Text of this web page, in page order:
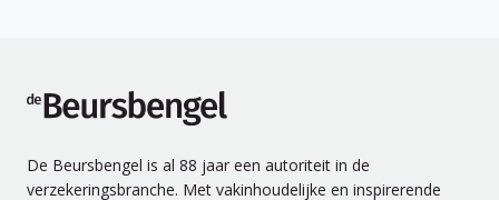
De Beursbengel is al 88 jaar een autoriteit in de
verzekeringsbranche. Met vakinhoudelijke en inspirerende